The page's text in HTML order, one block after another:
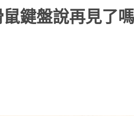
鍵盤說再見了